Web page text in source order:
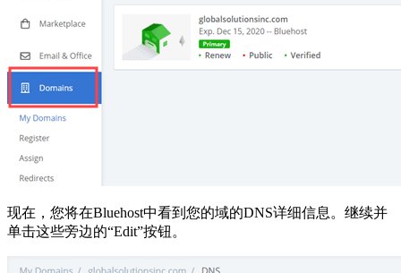
现在，您将在Bluehost中看到您的域的DNS详细信息。继续并
单击这些旁边的“Edit”按钮。